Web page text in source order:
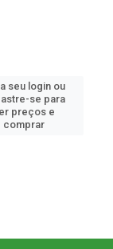
seu login ou
se para
preços e
comprar